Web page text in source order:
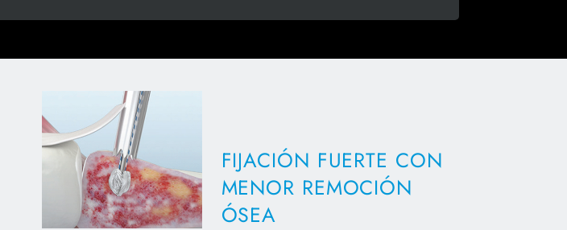
FIJACIÓN FUERTE CON
MENOR REMOCIÓN
ÓSEA